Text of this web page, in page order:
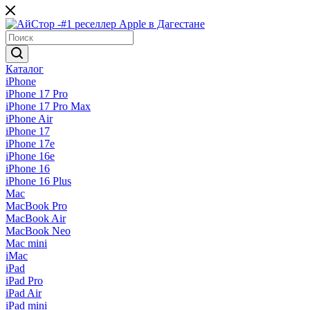
Каталог
iPhone
iPhone 17 Pro
iPhone 17 Pro Max
iPhone Air
iPhone 17
iPhone 17e
iPhone 16e
iPhone 16
iPhone 16 Plus
Mac
MacBook Pro
MacBook Air
MacBook Neo
Mac mini
iMac
iPad
iPad Pro
iPad Air
iPad mini